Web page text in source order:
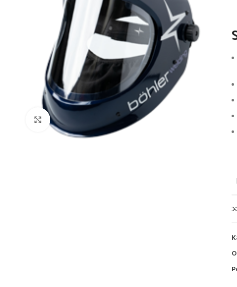
Click to enlarge